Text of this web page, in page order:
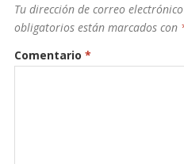
Tu dirección de correo
obligatorios están marcados con
Comentario *